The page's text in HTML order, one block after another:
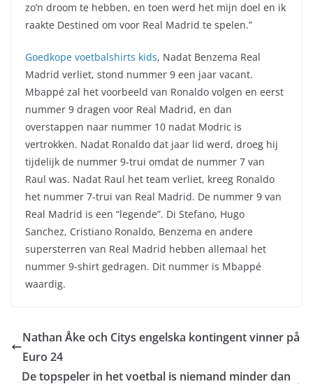
zo’n droom te hebben, en toen werd het mijn doel en ik
raakte Destined om voor Real Madrid te spelen.”
Goedkope voetbalshirts kids, Nadat Benzema Real
Madrid verliet, stond nummer 9 een jaar vacant.
Mbappé zal het voorbeeld van Ronaldo volgen en eerst
nummer 9 dragen voor Real Madrid, en dan
overstappen naar nummer 10 nadat Modric is
vertrokken. Nadat Ronaldo dat jaar lid werd, droeg hij
tijdelijk de nummer 9-trui omdat de nummer 7 van
Raul was. Nadat Raul het team verliet, kreeg Ronaldo
het nummer 7-trui van Real Madrid. De nummer 9 van
Real Madrid is een “legende”. Di Stefano, Hugo
Sanchez, Cristiano Ronaldo, Benzema en andere
supersterren van Real Madrid hebben allemaal het
nummer 9-shirt gedragen. Dit nummer is Mbappé
waardig.
Nathan Åke och Citys engelska kontingent vinner på
Euro 24
De topspeler in het voetbal is niemand minder dan